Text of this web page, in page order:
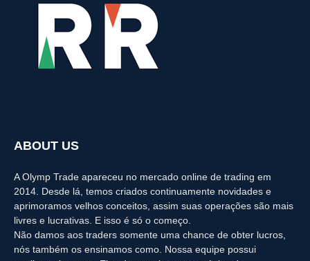
ABOUT US
A Olymp Trade apareceu no mercado online de trading em
2014. Desde lá, temos criados continuamente novidades e
aprimoramos velhos conceitos, assim suas operações são mais
livres e lucrativas. E isso é só o começo.
Não damos aos traders somente uma chance de obter lucros,
nós também os ensinamos como. Nossa equipe possui